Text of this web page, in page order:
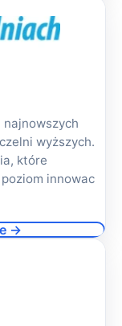
wyższych.
które
innowac
→